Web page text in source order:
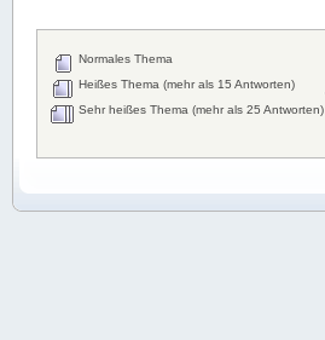
Normales Thema
Heißes Thema (mehr als 15 Antworten)
Sehr heißes Thema (mehr als 25 Antworten)